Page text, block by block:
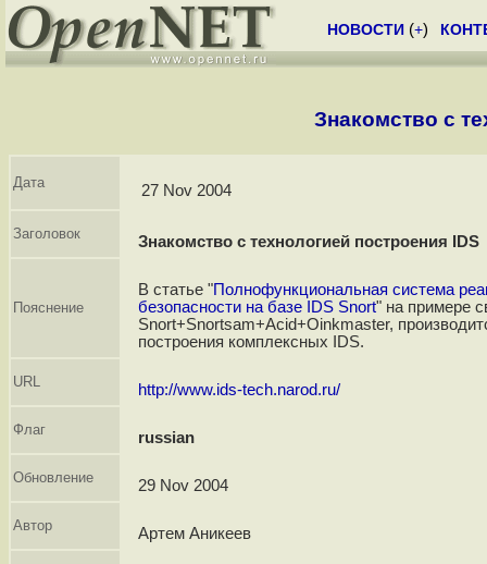
НОВОСТИ (+)
Знакомство с
Дата 27 Nov 2004
Заголовок Знакомство с технологией построения IDS
Пояснение
В статье "Полнофункциональная система
безопасности на базе IDS Snort" на примере
Snort+Snortsam+Acid+Oinkmaster,
построения комплексных IDS.
URL http://www.ids-tech.narod.ru/
Флаг russian
Обновление 29 Nov 2004
Автор Артем Аникеев